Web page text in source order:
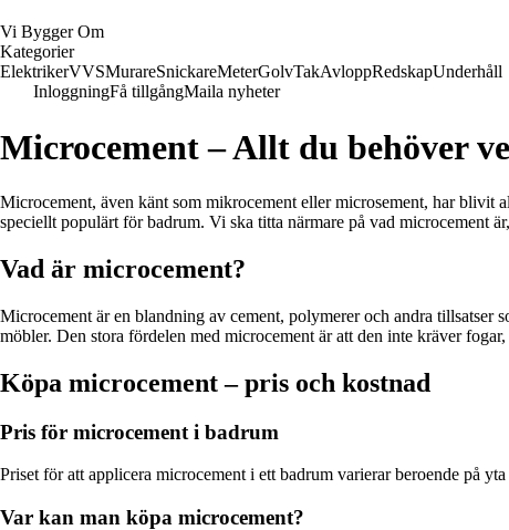
Vi Bygger Om
Kategorier
ElektrikerVVSMurareSnickareMeterGolvTakAvloppRedskapUnderhåll
InloggningFå tillgångMaila nyheter
Microcement – Allt du behöver
Microcement, även känt som mikrocement eller microsement, har blivit
speciellt populärt för badrum. Vi ska titta närmare på vad microcement
Vad är microcement?
Microcement är en blandning av cement, polymerer och andra tillsatser
möbler. Den stora fördelen med microcement är att den inte kräver
Köpa microcement – pris och kostnad
Pris för microcement i badrum
Priset för att applicera microcement i ett badrum varierar beroende på
Var kan man köpa microcement?